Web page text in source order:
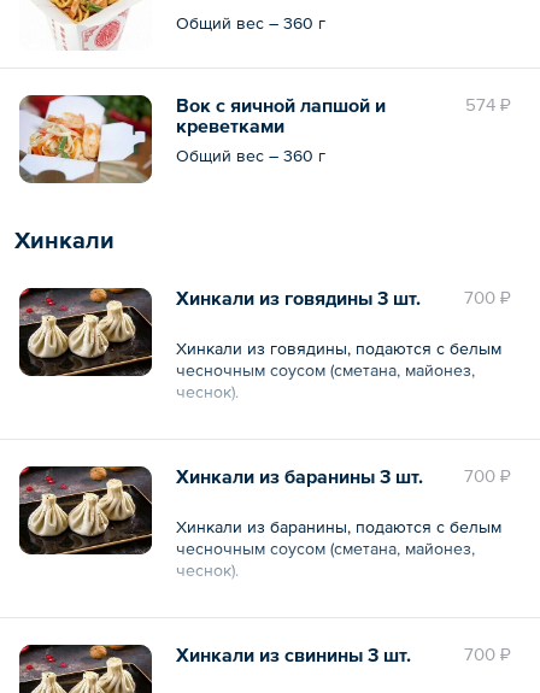
Общий вес – 360 г
574 ₽
Вок с яичной лапшой и
креветками
Общий вес – 360 г
Хинкали
700 ₽
Хинкали из говядины 3 шт.
Хинкали из говядины, подаются с белым
чесночным соусом (сметана, майонез,
чеснок).
Общий вес – 200 г
700 ₽
Хинкали из баранины 3 шт.
Хинкали из баранины, подаются с белым
чесночным соусом (сметана, майонез,
чеснок).
Общий вес – 200 г
700 ₽
Хинкали из свинины 3 шт.